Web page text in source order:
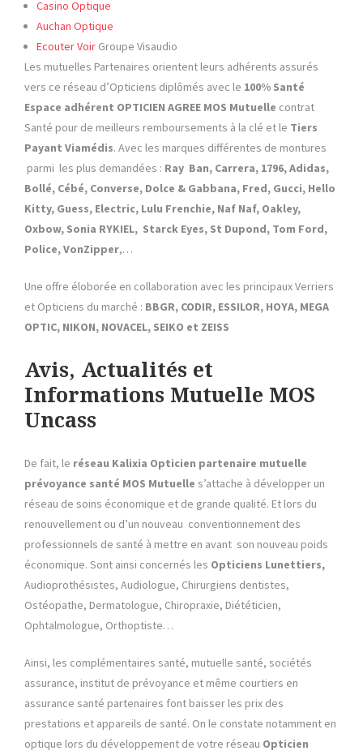
Casino Optique
Auchan Optique
Ecouter Voir Groupe Visaudio
Les mutuelles Partenaires orientent leurs adhérents assurés
vers ce réseau d’Opticiens diplômés avec le 100% Santé
Espace adhérent OPTICIEN AGREE MOS Mutuelle contrat
Santé pour de meilleurs remboursements à la clé et le Tiers
Payant Viamédis. Avec les marques différentes de montures
parmi les plus demandées : Ray Ban, Carrera, 1796, Adidas,
Bollé, Cébé, Converse, Dolce & Gabbana, Fred, Gucci, Hello
Kitty, Guess, Electric, Lulu Frenchie, Naf Naf, Oakley,
Oxbow, Sonia RYKIEL, Starck Eyes, St Dupond, Tom Ford,
Police, VonZipper,…
Une offre éloborée en collaboration avec les principaux Verriers
et Opticiens du marché : BBGR, CODIR, ESSILOR, HOYA, MEGA
OPTIC, NIKON, NOVACEL, SEIKO et ZEISS
Avis, Actualités et
Informations Mutuelle MOS
Uncass
De fait, le réseau Kalixia Opticien partenaire mutuelle
prévoyance santé MOS Mutuelle s’attache à développer un
réseau de soins économique et de grande qualité. Et lors du
renouvellement ou d’un nouveau conventionnement des
professionnels de santé à mettre en avant son nouveau poids
économique. Sont ainsi concernés les Opticiens Lunettiers,
Audioprothésistes, Audiologue, Chirurgiens dentistes,
Ostéopathe, Dermatologue, Chiropraxie, Diététicien,
Ophtalmologue, Orthoptiste…
Ainsi, les complémentaires santé, mutuelle santé, sociétés
assurance, institut de prévoyance et même courtiers en
assurance santé partenaires font baisser les prix des
prestations et appareils de santé. On le constate notamment en
optique lors du développement de votre réseau Opticien